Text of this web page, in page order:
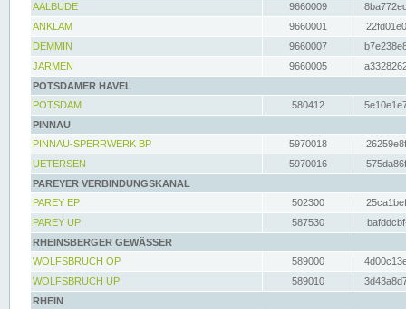
AALBUDE
9660009
ANKLAM
9660001
DEMMIN
9660007
JARMEN
9660005
POTSDAMER HAVEL
POTSDAM
580412
PINNAU
PINNAU-SPERRWERK BP
5970018
UETERSEN
5970016
PAREYER VERBINDUNGSKANAL
PAREY EP
502300
PAREY UP
587530
RHEINSBERGER GEWÄSSER
WOLFSBRUCH OP
589000
WOLFSBRUCH UP
589010
RHEIN